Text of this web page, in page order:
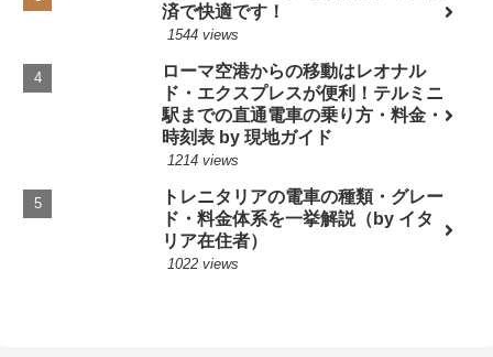
済で快適です！
1544 views
ローマ空港からの移動はレオナル
ド・エクスプレスが便利！テルミニ
駅までの直通電車の乗り方・料金・
時刻表 by 現地ガイド
1214 views
トレニタリアの電車の種類・グレー
ド・料金体系を一挙解説（by イタ
リア在住者）
1022 views